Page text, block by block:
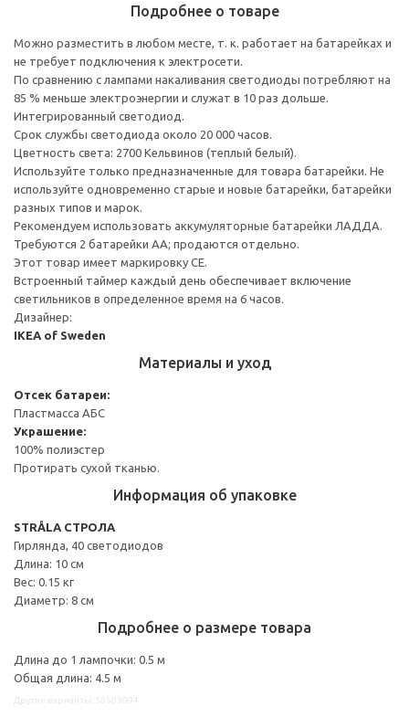
Подробнее о товаре
Можно разместить в любом месте, т. к. работает на батарейках и
не требует подключения к электросети.
По сравнению с лампами накаливания светодиоды потребляют на
85 % меньше электроэнергии и служат в 10 раз дольше.
Интегрированный светодиод.
Срок службы светодиода около 20 000 часов.
Цветность света: 2700 Кельвинов (теплый белый).
Используйте только предназначенные для товара батарейки. Не
используйте одновременно старые и новые батарейки, батарейки
разных типов и марок.
Рекомендуем использовать аккумуляторные батарейки ЛАДДА.
Требуются 2 батарейки АА; продаются отдельно.
Этот товар имеет маркировку CE.
Встроенный таймер каждый день обеспечивает включение
светильников в определенное время на 6 часов.
Дизайнер:
IKEA of Sweden
Материалы и уход
Отсек батареи:
Пластмасса АБС
Украшение:
100% полиэстер
Протирать сухой тканью.
Информация об упаковке
STRÅLA СТРОЛА
Гирлянда, 40 светодиодов
Длина: 10 см
Вес: 0.15 кг
Диаметр: 8 см
Подробнее о размере товара
Длина до 1 лампочки: 0.5 м
Общая длина: 4.5 м